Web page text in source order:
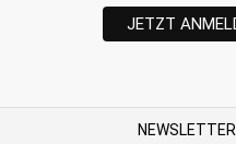
NEWSLETTER